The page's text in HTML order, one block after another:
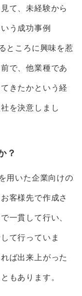
て、未経験から
う成功事例
ところに興味を惹
で、他業種であ
きたかという経
を決意しまし
？
用いた企業向けの
客様先で作成さ
一貫して行い、
て行っていま
ば出来上がった
もあります。